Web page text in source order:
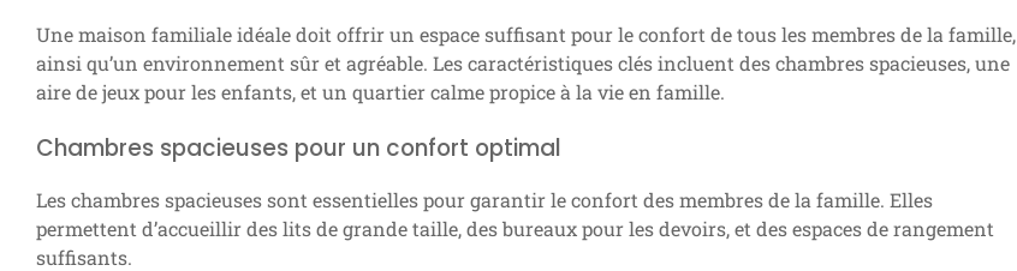
Une maison familiale idéale doit offrir un espace suffisant pour le confort de tous les membres de la famille,
ainsi qu’un environnement sûr et agréable. Les caractéristiques clés incluent des chambres spacieuses, une
aire de jeux pour les enfants, et un quartier calme propice à la vie en famille.
Chambres spacieuses pour un confort optimal
Les chambres spacieuses sont essentielles pour garantir le confort des membres de la famille. Elles
permettent d’accueillir des lits de grande taille, des bureaux pour les devoirs, et des espaces de rangement
suffisants.